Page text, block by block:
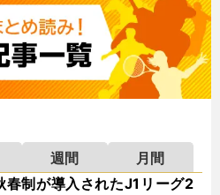
週間
月間
春制が導入されたJ1リーグ2